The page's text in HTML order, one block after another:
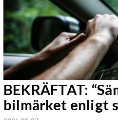
BEKRÄFTAT:
bilmärket enligt